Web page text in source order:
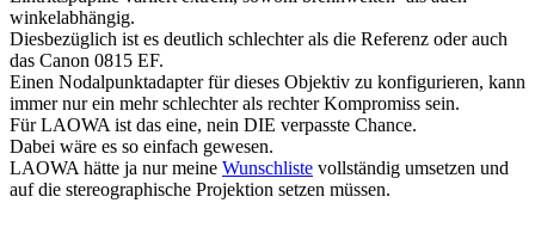
winkelabhängig.
Diesbezüglich ist es deutlich schlechter als die Referenz oder auch
das Canon 0815 EF.
Einen Nodalpunktadapter für dieses Objektiv zu konfigurieren, kann
immer nur ein mehr schlechter als rechter Kompromiss sein.
Für LAOWA ist das eine, nein DIE verpasste Chance.
Dabei wäre es so einfach gewesen.
LAOWA hätte ja nur meine Wunschliste vollständig umsetzen und
auf die stereographische Projektion setzen müssen.